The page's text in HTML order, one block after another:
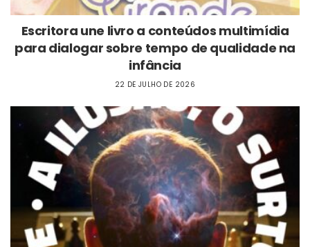
Escritora une livro a conteúdos multimídia
para dialogar sobre tempo de qualidade na
infância
22 DE JULHO DE 2026